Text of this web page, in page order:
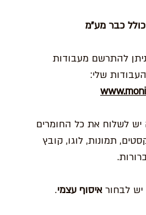
כבר מע"מ
להתרשם מעבודות
שלי:
לשלוח את כל החומרים
תמונות, לוגו, קובץ
לבחוראיסוף עצמי.